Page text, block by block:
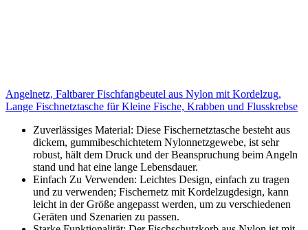
Angelnetz, Faltbarer Fischfangbeutel aus Nylon mit Kordelzug,
Lange Fischnetztasche für Kleine Fische, Krabben und Flusskrebse
Zuverlässiges Material: Diese Fischernetztasche besteht aus
dickem, gummibeschichtetem Nylonnetzgewebe, ist sehr
robust, hält dem Druck und der Beanspruchung beim Angeln
stand und hat eine lange Lebensdauer.
Einfach Zu Verwenden: Leichtes Design, einfach zu tragen
und zu verwenden; Fischernetz mit Kordelzugdesign, kann
leicht in der Größe angepasst werden, um zu verschiedenen
Geräten und Szenarien zu passen.